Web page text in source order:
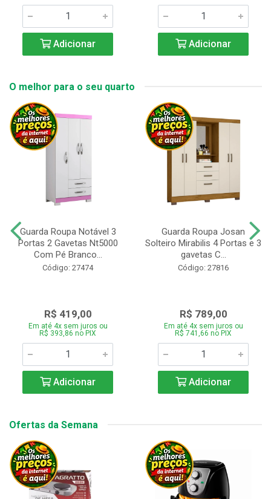
Adicionar Adicionar
O melhor para o seu quarto
Guarda Roupa Notável 3
Portas 2 Gavetas Nt5000
Com Pé Branco...
Código: 27474
R$ 419,00
Em até 4x sem juros ou
R$ 393,86 no PIX
Adicionar
Guarda Roupa Josan
Solteiro Mirabilis 4 Portas e 3
gavetas C...
Código: 27816
R$ 789,00
Em até 4x sem juros ou
R$ 741,66 no PIX
Adicionar
Ofertas da Semana